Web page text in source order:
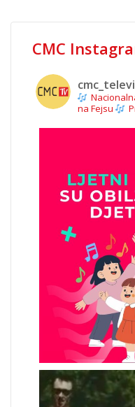
CMC
na Fejsu